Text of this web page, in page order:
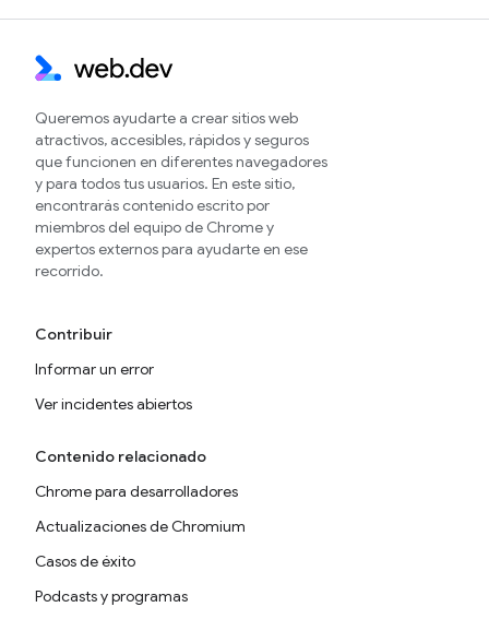
Queremos ayudarte a crear sitios web
atractivos, accesibles, rápidos y seguros
que funcionen en diferentes navegadores
y para todos tus usuarios. En este sitio,
encontrarás contenido escrito por
miembros del equipo de Chrome y
expertos externos para ayudarte en ese
recorrido.
Contribuir
Informar un error
Ver incidentes abiertos
Contenido relacionado
Chrome para desarrolladores
Actualizaciones de Chromium
Casos de éxito
Podcasts y programas